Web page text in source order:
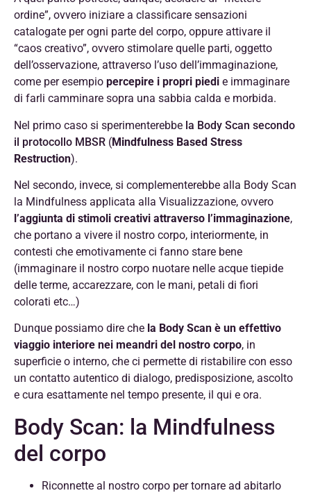
ordine”, ovvero iniziare a classificare sensazioni
catalogate per ogni parte del corpo, oppure attivare il
“caos creativo”, ovvero stimolare quelle parti, oggetto
dell’osservazione, attraverso l’uso dell’immaginazione,
come per esempio percepire i propri piedi e immaginare
di farli camminare sopra una sabbia calda e morbida.
Nel primo caso si sperimenterebbe la Body Scan secondo
il protocollo MBSR (Mindfulness Based Stress
Restruction).
Nel secondo, invece, si complementerebbe alla Body Scan
la Mindfulness applicata alla Visualizzazione, ovvero
l’aggiunta di stimoli creativi attraverso l’immaginazione,
che portano a vivere il nostro corpo, interiormente, in
contesti che emotivamente ci fanno stare bene
(immaginare il nostro corpo nuotare nelle acque tiepide
delle terme, accarezzare, con le mani, petali di fiori
colorati etc…)
Dunque possiamo dire che la Body Scan è un effettivo
viaggio interiore nei meandri del nostro corpo, in
superficie o interno, che ci permette di ristabilire con esso
un contatto autentico di dialogo, predisposizione, ascolto
e cura esattamente nel tempo presente, il qui e ora.
Body Scan: la Mindfulness
del corpo
Riconnette al nostro corpo per tornare ad abitarlo